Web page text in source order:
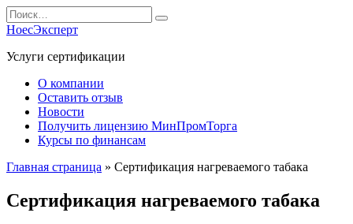
Перейти
к
содержанию
Search
for:
НоесЭксперт
Услуги сертификации
О компании
Оставить отзыв
Новости
Получить лицензию МинПромТорга
Курсы по финансам
Главная страница » Сертификация нагреваемого табака
Сертификация нагреваемого табака